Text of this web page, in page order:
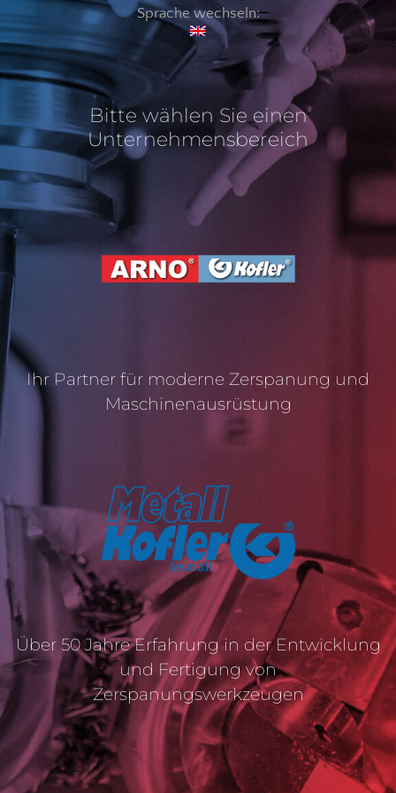
Sprache wechseln:
Bitte wählen Sie einen
Unternehmensbereich
Ihr Partner für moderne Zerspanung und
Maschinenausrüstung
Über 50 Jahre Erfahrung in der Entwicklung
und Fertigung von
Zerspanungswerkzeugen